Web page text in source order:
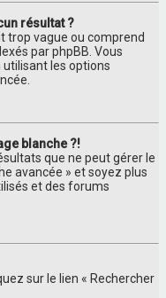
résultat ?
trop vague ou comprend
par phpBB. Vous
les options
blanche ?!
que ne peut gérer le
avancée » et soyez plus
et des forums
sur le lien « Rechercher